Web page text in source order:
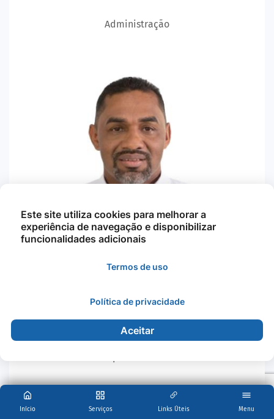
Início Serviços Links Úteis Menu
Administração
Mariano Fidelis Dos Santo…
Este site utiliza cookies para melhorar a
experiência de navegação e disponibilizar
funcionalidades adicionais
Termos de uso
Política de privacidade
Aceitar